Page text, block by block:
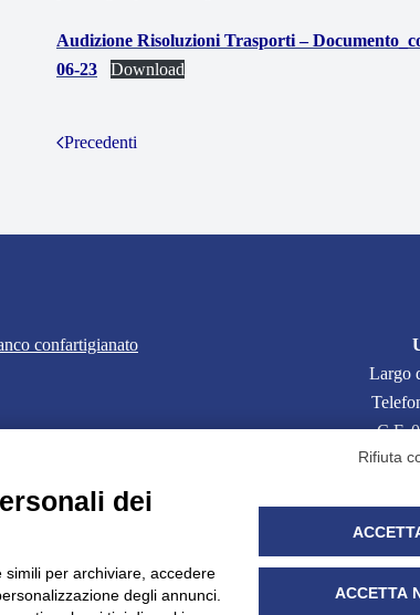
Audizione Risoluzioni Trasporti –
06-23
Download
Precedenti
Largo
C.F.
UNIDATA - Informativa privacy (per i clienti)
Rifiuta
dei
per archiviare, accedere
degli annunci.
ACCETTA